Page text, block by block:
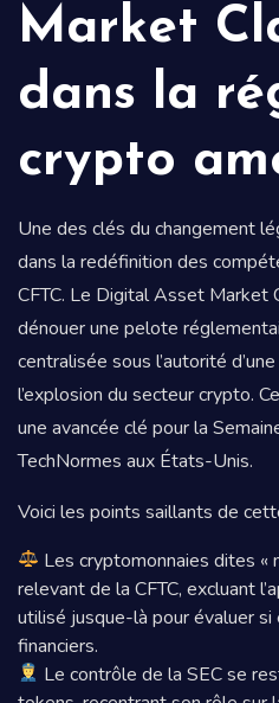
Market
dans la
crypto
Une des clés du changement
dans la redéfinition des
CFTC. Le Digital Asset Market
dénouer une pelote
centralisée sous l’autorité
l’explosion du secteur crypto.
une avancée clé pour la
TechNormes aux États-Unis.
Voici les points saillants de
Les cryptomonnaies dites «
relevant de la CFTC, excluant
utilisé jusque-là pour évaluer
financiers.
Le contrôle de la SEC se